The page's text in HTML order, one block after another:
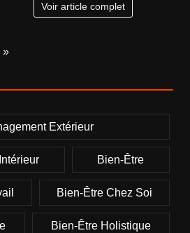
Voir article complet
»
Extérieur
Bien-Être
Bien-Être Chez Soi
Bien-Être Holistique